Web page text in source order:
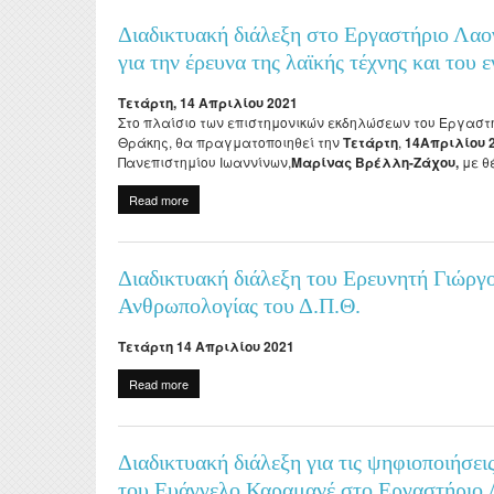
Professors Emeriti
Holders of Honorary
Doctorates
Laboratory Staff
Adjunct Teaching
ΔΟΑΤΑΠ
Διαδικτυακή διάλεξη στο Εργαστήριο
για την έρευνα της λαϊκής τέχνης και
Τετάρτη, 14 Απριλίου 2021
Στο πλαίσιο των επιστημονικών εκδηλώσεων του
Θράκης, θα πραγματοποιηθεί τηνΤετάρτη, 14Απριλίου
Πανεπιστημίου Ιωαννίνων,Μαρίνας Βρέλλη-Ζάχου, με
Read more
Διαδικτυακή διάλεξη του Ερευνητή
Ανθρωπολογίας του Δ.Π.Θ.
Τετάρτη 14 Απριλίου 2021
Read more
Διαδικτυακή διάλεξη για τις